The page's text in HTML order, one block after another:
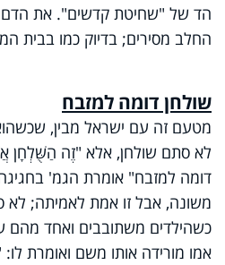
הד של "שחיטת קדשים". את הדם
החלב מסירים; בדיוק כמו בבית
שולחן דומה למזבח
מטעם זה עם ישראל מבין,
לא סתם שולחן, אלא "זֶה הַשֻּׁלְחָן
דומה למזבח" אומרת הגמ'
משונה, אבל זו אמת לאמיתה; לא
כשהילדים משתובבים ואחד מהם
אמו מורידה אותו משם ואומרת